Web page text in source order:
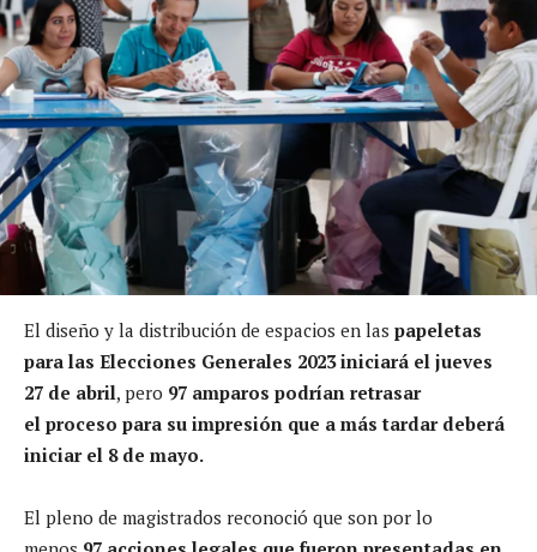
El diseño y la distribución de espacios en las papeletas
para las Elecciones Generales 2023 iniciará el jueves
27 de abril, pero 97 amparos podrían retrasar
el proceso para su impresión que a más tardar deberá
iniciar el 8 de mayo.
El pleno de magistrados reconoció que son por lo